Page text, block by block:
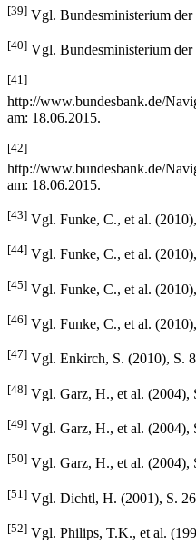
[39] Vgl. Bundesministerium der
[40] Vgl. Bundesministerium der
[41]
http://www.bundesbank.de/
am: 18.06.2015.
[42]
http://www.bundesbank.de/
am: 18.06.2015.
[43] Vgl. Funke, C., et al.
[44] Vgl. Funke, C., et al.
[45] Vgl. Funke, C., et al.
[46] Vgl. Funke, C., et al.
[47] Vgl. Enkirch, S. (2010), S.
[48] Vgl. Garz, H., et al. (2004),
[49] Vgl. Garz, H., et al. (2004),
[50] Vgl. Garz, H., et al. (2004),
[51] Vgl. Dichtl, H. (2001), S.
[52] Vgl. Philips, T.K., et al.